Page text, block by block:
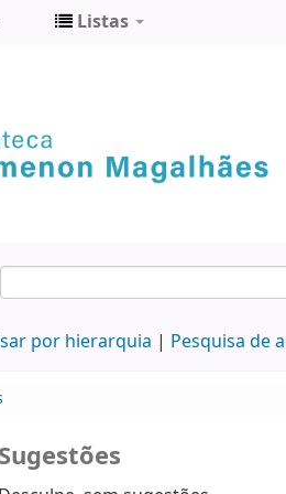
Listas
por hierarquia Pesquisa de
Sugestões